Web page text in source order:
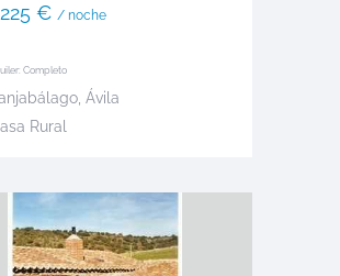
€ / noche
Completo
, Ávila
Rural